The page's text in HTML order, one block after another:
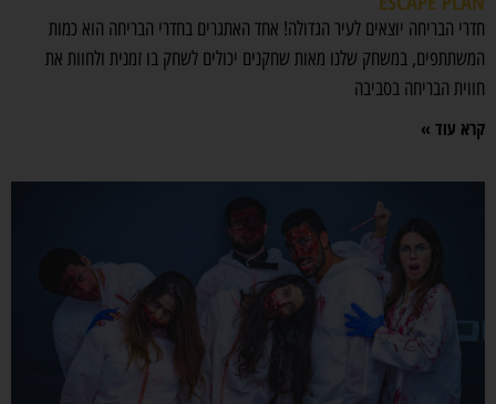
חדרי הבריחה יוצאים לעיר הגדולה! אחד האתגרים בחדרי הבריחה הוא כמות
המשתתפים, במשחק שלנו מאות שחקנים יכולים לשחק בו זמנית ולחוות את
חווית הבריחה בסביבה
קרא עוד »